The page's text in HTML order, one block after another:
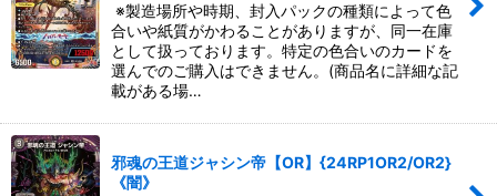
※製造場所や時期、封入パックの種類によって色
合いや紙質がかわることがありますが、同一在庫
として扱っております。特定の色合いのカードを
選んでのご購入はできません。(商品名に詳細な記
載がある場…
邪魂の王道ジャシン帝【OR】{24RP1OR2/OR2}
《闇》